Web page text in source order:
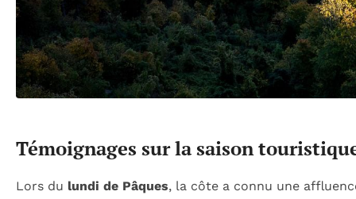
Témoignages sur la saison
Lors du lundi de Pâques, la côte a connu une